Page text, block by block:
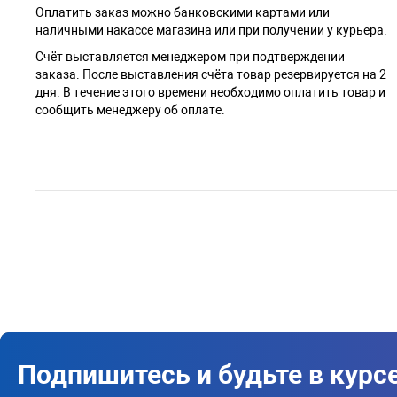
Оплатить заказ можно банковскими картами или
наличными накассе магазина или при получении у курьера.
Cчёт выставляется менеджером при подтверждении
заказа. После выставления счёта товар резервируется на 2
дня. В течение этого времени необходимо оплатить товар и
сообщить менеджеру об оплате.
Подпишитесь и будьте в